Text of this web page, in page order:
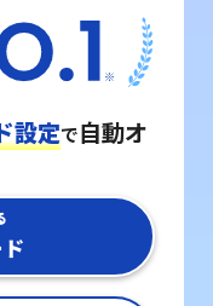
設定で自動オ